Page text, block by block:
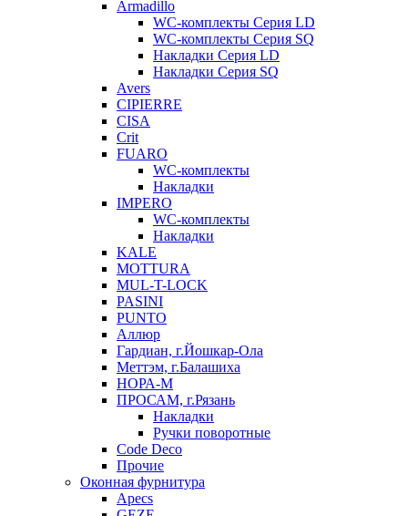
Armadillo
WC-комплекты Серия LD
WC-комплекты Серия SQ
Накладки Серия LD
Накладки Серия SQ
Avers
CIPIERRE
CISA
Crit
FUARO
WC-комплекты
Накладки
IMPERO
WC-комплекты
Накладки
KALE
MOTTURA
MUL-T-LOCK
PASINI
PUNTO
Аллюр
Гардиан, г.Йошкар-Ола
Меттэм, г.Балашиха
НОРА-М
ПРОСАМ, г.Рязань
Накладки
Ручки поворотные
Code Deco
Прочие
Оконная фурнитура
Apecs